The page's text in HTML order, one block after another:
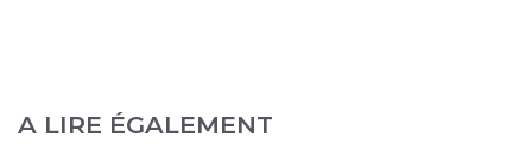
A LIRE ÉGALEMENT